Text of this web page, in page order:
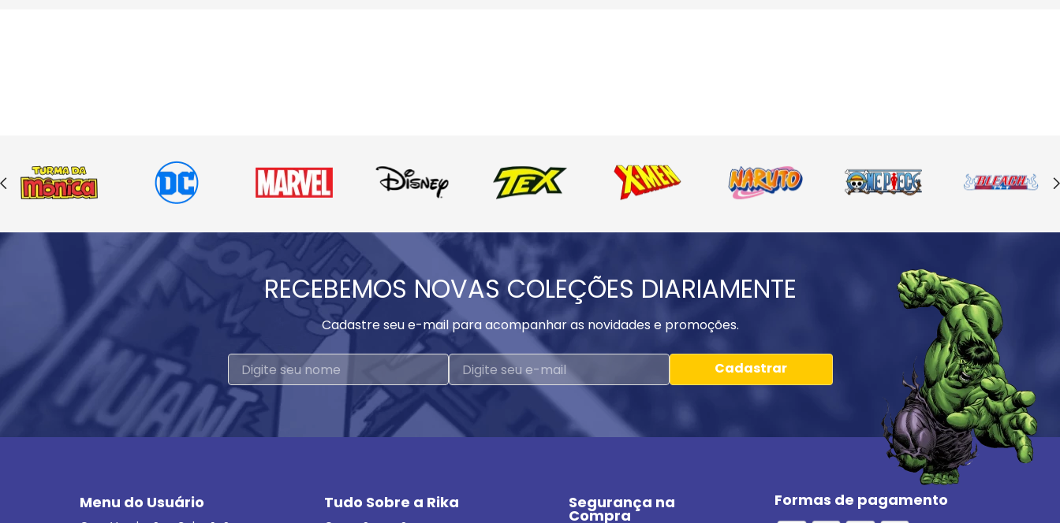
RECEBEMOS NOVAS COLEÇÕES DIARIAMENTE
Cadastre seu e-mail para acompanhar as novidades e promoções.
Cadastrar
Menu do Usuário Tudo Sobre a Rika Segurança na
Compra
Formas de pagamento